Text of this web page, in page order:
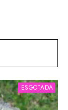
ESGOTADA